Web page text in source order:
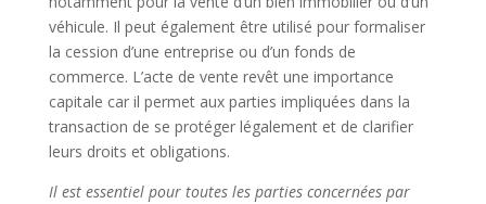
véhicule. Il peut également être utilisé pour formaliser
la cession d’une entreprise ou d’un fonds de
commerce. L’acte de vente revêt une importance
capitale car il permet aux parties impliquées dans la
transaction de se protéger légalement et de clarifier
leurs droits et obligations.
Il est essentiel pour toutes les parties concernées par